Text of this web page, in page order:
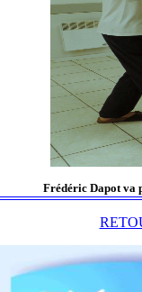
Frédéric Dapot va